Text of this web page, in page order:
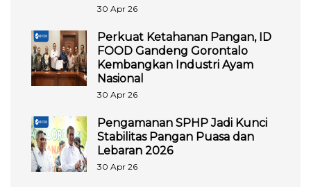
30 Apr 26
Perkuat Ketahanan Pangan, ID
FOOD Gandeng Gorontalo
Kembangkan Industri Ayam
Nasional
30 Apr 26
Pengamanan SPHP Jadi Kunci
Stabilitas Pangan Puasa dan
Lebaran 2026
30 Apr 26